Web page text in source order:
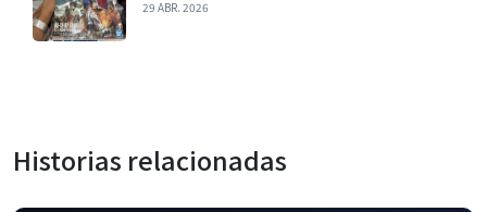
29 ABR. 2026
Historias relacionadas